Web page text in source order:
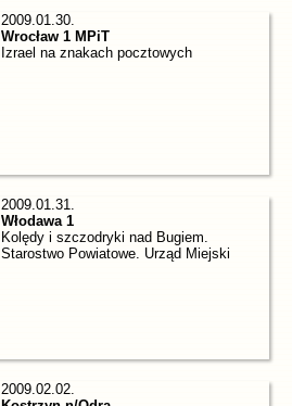
2009.01.30.
Wrocław 1 MPiT
Izrael na znakach pocztowych
2009.01.31.
Włodawa 1
Kolędy i szczodryki nad Bugiem.
Starostwo Powiatowe. Urząd Miejski
2009.02.02.